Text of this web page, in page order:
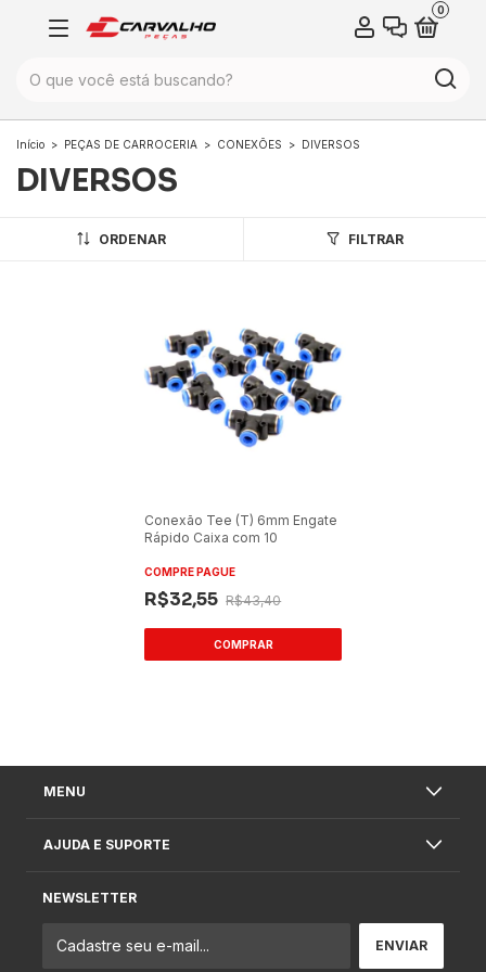
0
Início > PEÇAS DE CARROCERIA > CONEXÕES > DIVERSOS
DIVERSOS
ORDENAR FILTRAR
Conexão Tee (T) 6mm Engate
Rápido Caixa com 10
COMPRE PAGUE
R$32,55 R$43,40
MENU
AJUDA E SUPORTE
NEWSLETTER